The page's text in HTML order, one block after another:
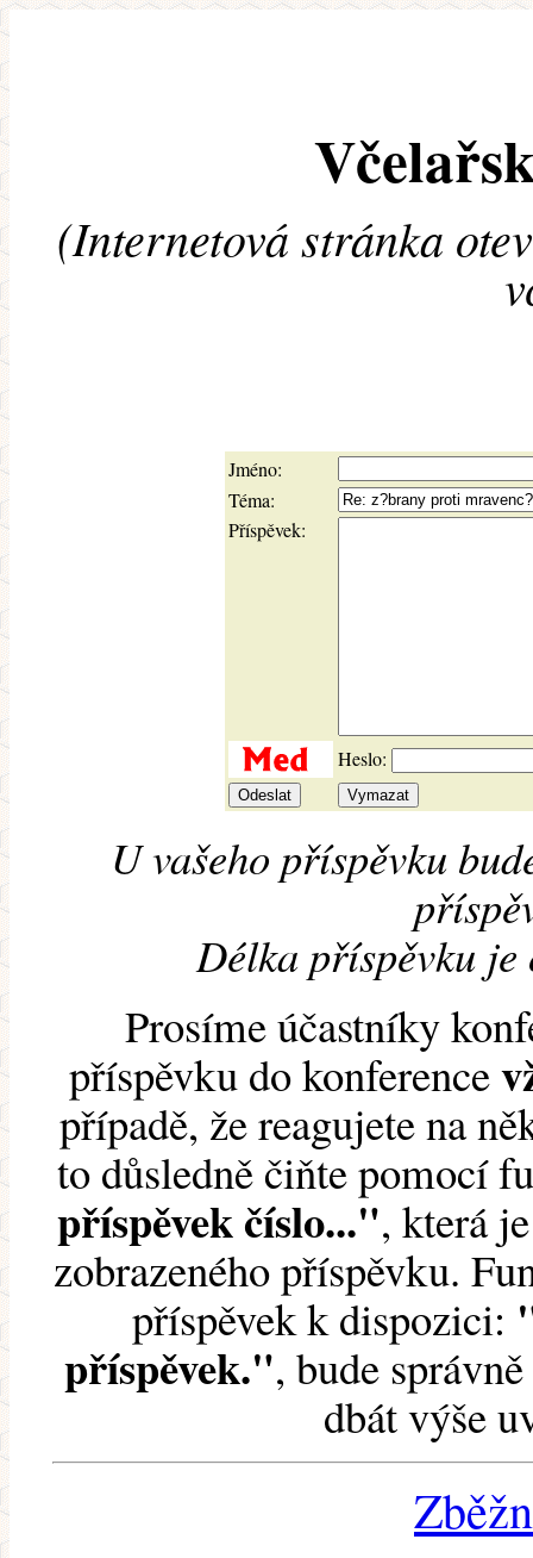
(Internetová stránka
Jméno:
Téma:
Příspěvek:
Heslo:
U vašeho příspěvku
Délka příspěvku je
Prosíme účastníky
příspěvku do konference
případě, že reagujete na
to důsledně čiňte pomocí
příspěvek číslo...", která
zobrazeného příspěvku.
příspěvek k dispozici:
příspěvek.", bude
dbát výše